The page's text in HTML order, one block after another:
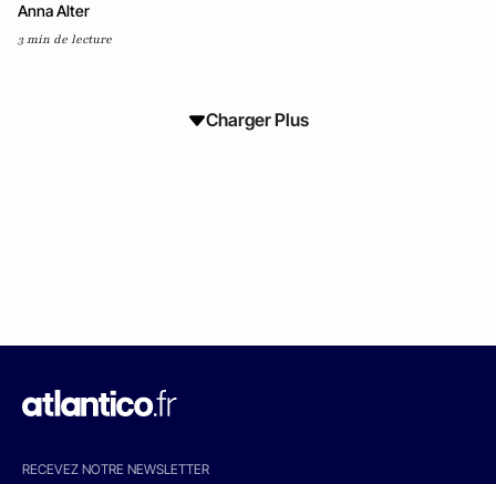
Anna Alter
3 min de lecture
Charger Plus
RECEVEZ NOTRE NEWSLETTER